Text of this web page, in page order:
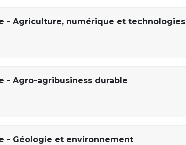
- Agriculture, numérique et technologies
- Agro-agribusiness durable
- Géologie et environnement